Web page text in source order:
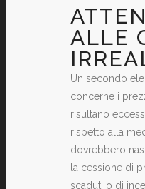
ALLE
Un secondo
concerne i
risultano
rispetto alla
dovrebbero
la cessione di
scaduti o di